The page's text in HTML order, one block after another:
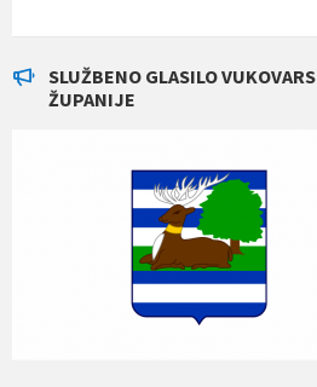
SLUŽBENO GLASILO
ŽUPANIJE